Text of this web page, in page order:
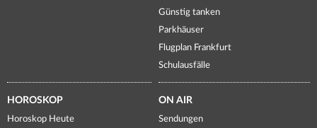
Günstig tanken
Parkhäuser
Flugplan Frankfurt
Schulausfälle
HOROSKOP
Horoskop Heute
ON AIR
Sendungen